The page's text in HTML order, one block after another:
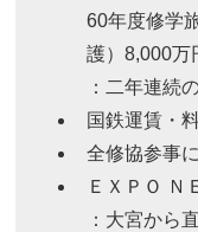
60年度修学
護）8,000万
：二年連続
国鉄運賃・
全修協参事
ＥＸＰＯ Ｎ
：大宮から